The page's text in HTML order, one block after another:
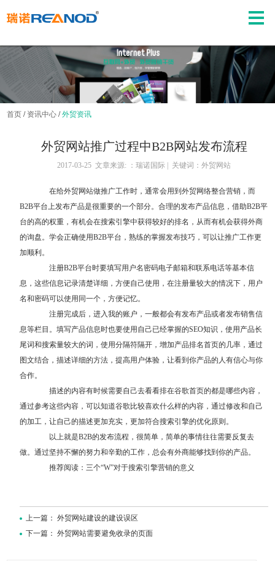
首页 / 资讯中心 /外贸资讯
外贸网站推广过程中B2B网站发布流程
2017-03-25 文章来源: ：瑞诺国际 | 关键词：外贸网站
在给外贸网站做推广工作时，通常会用到外贸网络整合营销 ，而
B2B平台上发布产品是很重要的一个部分。合理的发布产品信息，借助B2B平
台的高的权重，有机会在搜索引擎中获得较好的排名，从而有机会获得外商
的询盘。学会正确使用B2B平台，熟练的掌握发布技巧，可以让推广工作更
加顺利。
注册B2B平台时要填写用户名密码电子邮箱和联系电话等基本信
息，这些信息记录清楚详细，方便自己使用，在注册量较大的情况下，用户
名和密码可以使用同一个，方便记忆。
注册完成后，进入我的账户，一般都会有发布产品或者发布销售信
息等栏目。填写产品信息时也要使用自己已经掌握的SEO知识，使用产品长
尾词和搜索量较大的词，使用分隔符隔开，增加产品排名首页的几率，通过
图文结合，描述详细的方法，提高用户体验，让看到你产品的人有信心与你
合作。
描述的内容有时候需要自己去看看排在谷歌首页的都是哪些内容，
通过参考这些内容，可以知道谷歌比较喜欢什么样的内容，通过修改和自己
的加工，让自己的描述更加充实，更加符合搜索引擎的优化原则。
以上就是B2B的发布流程，很简单，简单的事情往往需要反复去
做。通过坚持不懈的努力和辛勤的工作，总会有外商能够找到你的产品。
推荐阅读： 三个“W”对于搜索引擎营销的意义
上一篇：外贸网站建设的建设误区
下一篇：外贸网站需要避免收录的页面